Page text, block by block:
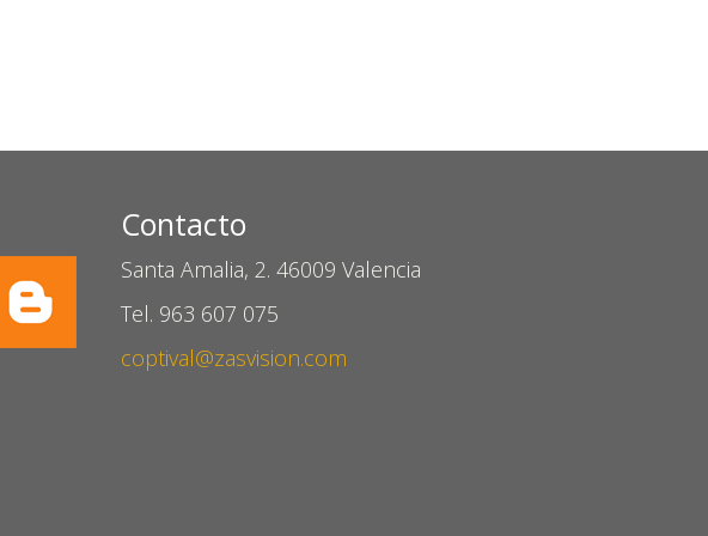
Contacto
Santa Amalia, 2. 46009 Valencia
Tel. 963 607 075
coptival@zasvision.com